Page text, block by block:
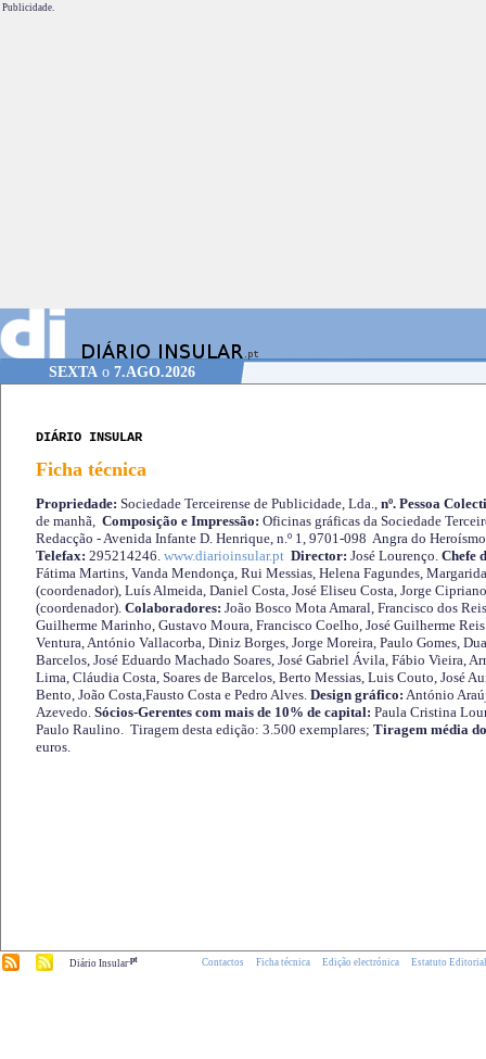
Publicidade.
SEXTA o 7.AGO.2026
DIÁRIO INSULAR
Ficha técnica
Propriedade: Sociedade Terceirense de Publicidade, Lda., nº. Pessoa
de manhã, Composição e Impressão: Oficinas gráficas da Sociedade
Redacção - Avenida Infante D. Henrique, n.º 1, 9701-098 Angra do
Telefax: 295214246. www.diarioinsular.pt Director: José Lourenço. Chefe
Fátima Martins, Vanda Mendonça, Rui Messias, Helena Fagundes,
(coordenador), Luís Almeida, Daniel Costa, José Eliseu Costa, Jorge
(coordenador). Colaboradores: João Bosco Mota Amaral, Francisco dos
Guilherme Marinho, Gustavo Moura, Francisco Coelho, José Guilherme
Ventura, António Vallacorba, Diniz Borges, Jorge Moreira, Paulo Gomes,
Barcelos, José Eduardo Machado Soares, José Gabriel Ávila, Fábio Vieira,
Lima, Cláudia Costa, Soares de Barcelos, Berto Messias, Luis Couto, José
Bento, João Costa,Fausto Costa e Pedro Alves. Design gráfico: António
Azevedo. Sócios-Gerentes com mais de 10% de capital: Paula Cristina
Paulo Raulino. Tiragem desta edição: 3.500 exemplares; Tiragem média
euros.
Diário Insular.pt Contactos Ficha técnica Edição electrónica Estatuto Editorial